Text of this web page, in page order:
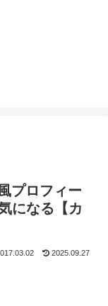
プロフィー
になる【カ
2025.09.27